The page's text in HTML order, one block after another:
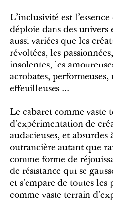
L’inclusivité est
déploie dans des univers
aussi variées que les
révoltées, les
insolentes, les
acrobates,
effeuilleuses ...
Le cabaret comme vaste
d’expérimentation de
audacieuses, et absurdes
outrancière autant que
comme forme de
de résistance qui se
et s’empare de toutes les
comme vaste terrain